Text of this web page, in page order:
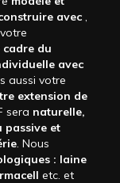
avec ,
du
avec
aussi votre
extension de
sera naturelle,
passive et
. Nous
: laine
etc. et